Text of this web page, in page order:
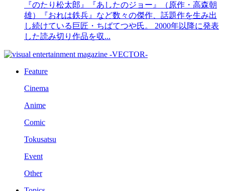
『のたり松太郎』『あしたのジョー』（原作・高森朝
雄）『おれは鉄兵』など数々の傑作、話題作を生み出
し続けている巨匠・ちばてつや氏。 2000年以降に発表
した読み切り作品を収...
Feature
Cinema
Anime
Comic
Tokusatsu
Event
Other